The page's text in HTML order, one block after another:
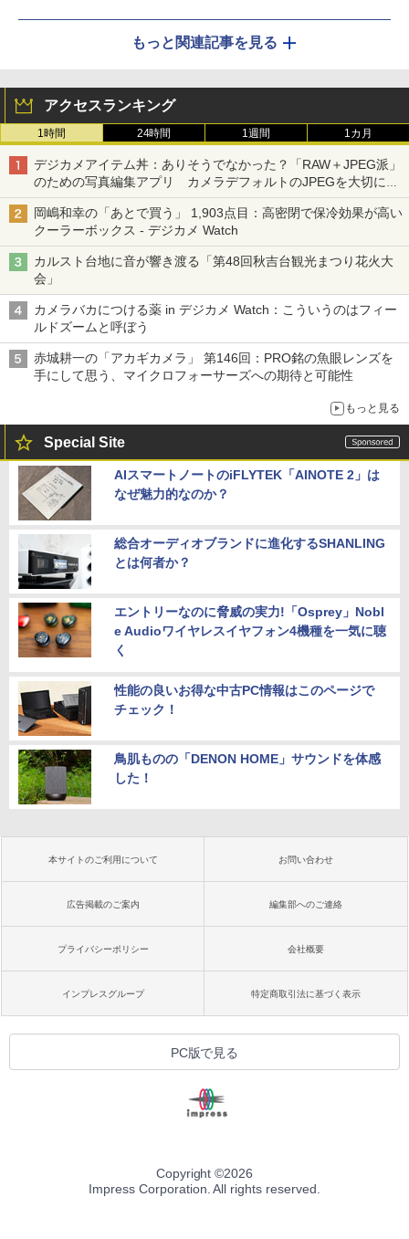
もっと関連記事を見る
アクセスランキング
1時間 24時間 1週間 1カ月
デジカメアイテム丼：ありそうでなかった？「RAW＋JPEG派」
のための写真編集アプリ カメラデフォルトのJPEGを大切にす
る「Filmator」
岡嶋和幸の「あとで買う」 1,903点目：高密閉で保冷効果が高い
クーラーボックス - デジカメ Watch
カルスト台地に音が響き渡る「第48回秋吉台観光まつり花火大
会」
カメラバカにつける薬 in デジカメ Watch：こういうのはフィー
ルドズームと呼ぼう
赤城耕一の「アカギカメラ」 第146回：PRO銘の魚眼レンズを
手にして思う、マイクロフォーサーズへの期待と可能性
もっと見る
Special Site
AIスマートノートのiFLYTEK「AINOTE 2」は
なぜ魅力的なのか？
総合オーディオブランドに進化するSHANLING
とは何者か？
エントリーなのに脅威の実力!「Osprey」Nobl
e Audioワイヤレスイヤフォン4機種を一気に聴
く
性能の良いお得な中古PC情報はこのページで
チェック！
鳥肌ものの「DENON HOME」サウンドを体感
した！
本サイトのご利用について お問い合わせ
広告掲載のご案内 編集部へのご連絡
プライバシーポリシー 会社概要
インプレスグループ 特定商取引法に基づく表示
PC版で見る
Copyright ©2026
Impress Corporation. All rights reserved.